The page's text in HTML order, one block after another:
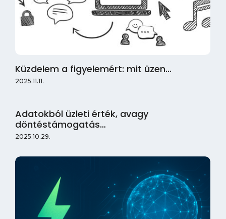
Küzdelem a figyelemért: mit üzen…
2025.11.11.
Adatokból üzleti érték, avagy
döntéstámogatás…
2025.10.29.